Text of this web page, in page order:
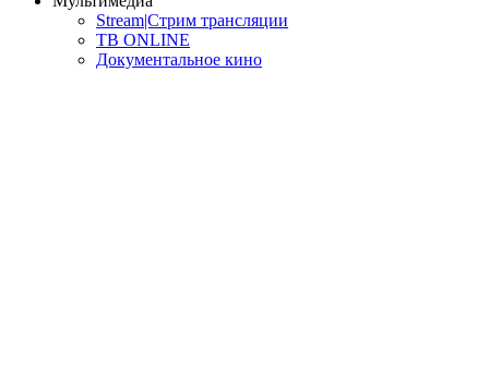
Stream|Стрим трансляции
ТВ ONLINE
Документальное кино